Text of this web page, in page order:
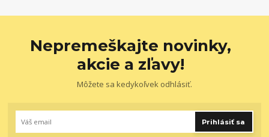
Nepremeškajte novinky,
akcie a zľavy!
Môžete sa kedykoľvek odhlásiť.
Prihlásiť sa